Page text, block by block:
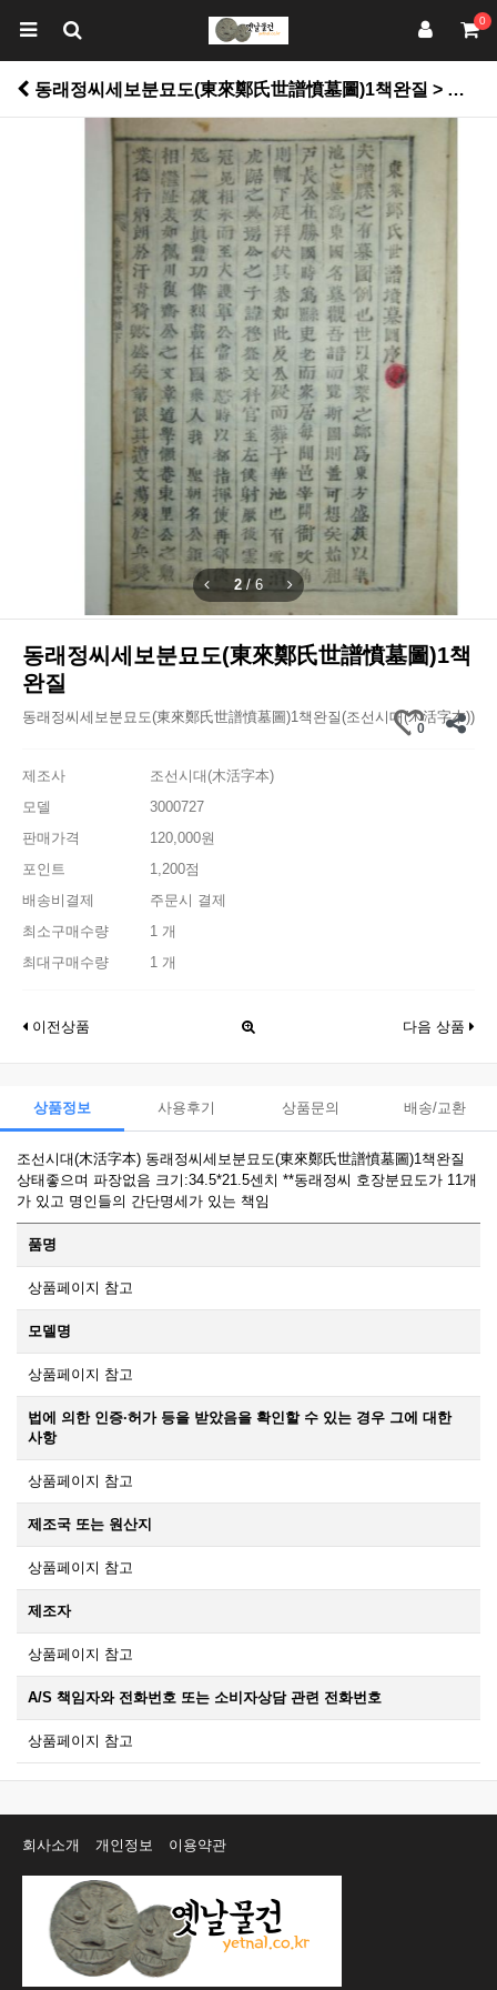
0
동래정씨세보분묘도(東來鄭氏世譜憤墓圖)1책완질 > 고서적
2/6
동래정씨세보분묘도(東來鄭氏世譜憤墓圖)1책
완질
동래정씨세보분묘도(東來鄭氏世譜憤墓圖)1책완질(조선시대(木活字本))
0
제조사
조선시대(木活字本)
모델
3000727
판매가격
120,000원
포인트
1,200점
배송비결제
주문시 결제
최소구매수량
1 개
최대구매수량
1 개
이전상품 다음 상품
상품정보 사용후기 상품문의 배송/교환
조선시대(木活字本) 동래정씨세보분묘도(東來鄭氏世譜憤墓圖)1책완질
상태좋으며 파장없음 크기:34.5*21.5센치 **동래정씨 호장분묘도가 11개
가 있고 명인들의 간단명세가 있는 책임
품명
상품페이지 참고
모델명
상품페이지 참고
법에 의한 인증·허가 등을 받았음을 확인할 수 있는 경우 그에 대한
사항
상품페이지 참고
제조국 또는 원산지
상품페이지 참고
제조자
상품페이지 참고
A/S 책임자와 전화번호 또는 소비자상담 관련 전화번호
상품페이지 참고
회사소개 개인정보 이용약관